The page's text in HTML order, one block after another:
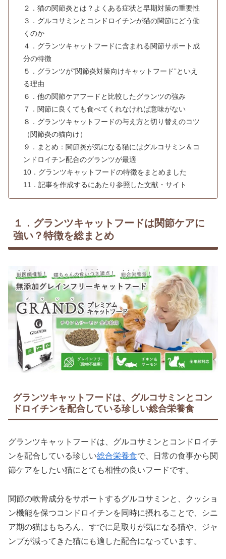
２．猫の関節炎とは？よくある症状と早期対策の重要性
３．グルコサミンとコンドロイチンが猫の関節にどう働
くのか
４．グランツキャットフードに含まれる関節サポート成
分の特徴
５．グランツが“関節炎対策向けキャットフード”といえ
る理由
６．他の関節ケアフードと比較したグランツの強み
７．関節に良くても食べてくれなければ意味がない
８．グランツキャットフードの与え方と切り替えのコツ
（関節炎の猫向け）
９．まとめ：関節炎が気になる猫にはグルコサミン＆コ
ンドロイチン配合のグランツが最適
10．グランツキャットフードの特徴をまとめました
11．記事を作成するにあたり参照した文献・サイト
１．グランツキャットフードは関節ケアに
強い？特徴を総まとめ
グランツキャットフードは、グルコサミンとコン
ドロイチンを配合している珍しい総合栄養食
グランツキャットフードは、グルコサミンとコンドロイチ
ンを配合している珍しい総合栄養食で、日常の食事から関
節ケアをしたい猫にとても相性の良いフードです。
関節の軟骨成分をサポートするグルコサミンと、クッショ
ン機能を保つコンドロイチンを同時に摂れることで、シニ
ア期の猫はもちろん、すでに足取りが気になる猫や、ジャ
ンプが減ってきた猫にも適した配合になっています。